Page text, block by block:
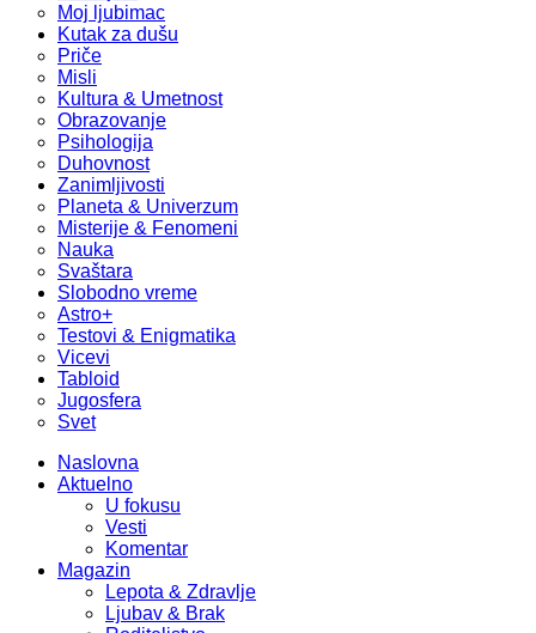
Moj ljubimac
Kutak za dušu
Priče
Misli
Kultura & Umetnost
Obrazovanje
Psihologija
Duhovnost
Zanimljivosti
Planeta & Univerzum
Misterije & Fenomeni
Nauka
Svaštara
Slobodno vreme
Astro+
Testovi & Enigmatika
Vicevi
Tabloid
Jugosfera
Svet
Naslovna
Aktuelno
U fokusu
Vesti
Komentar
Magazin
Lepota & Zdravlje
Ljubav & Brak